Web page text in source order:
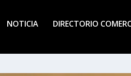
NOTICIA DIRECTORIO